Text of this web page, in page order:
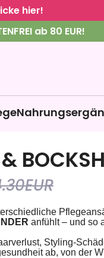
hier!
ab 80 EUR!
EUR
anfühlt – und so
Styling-
ab, von der